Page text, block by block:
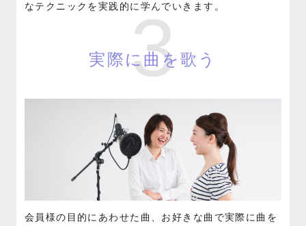
なテクニックを実践的に学んでいきます。
3
実際に曲を歌う
会員様の目的にあわせた曲、お好きな曲で実際に曲を